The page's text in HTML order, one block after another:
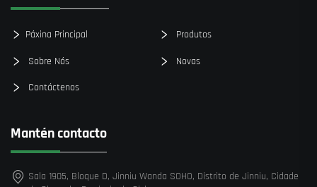
Páxina Principal Produtos
Sobre Nós Novas
Contáctenos
Mantén contacto
Sala 1905, Bloque D, Jinniu Wanda SOHO, Distrito de Jinniu, Cidade